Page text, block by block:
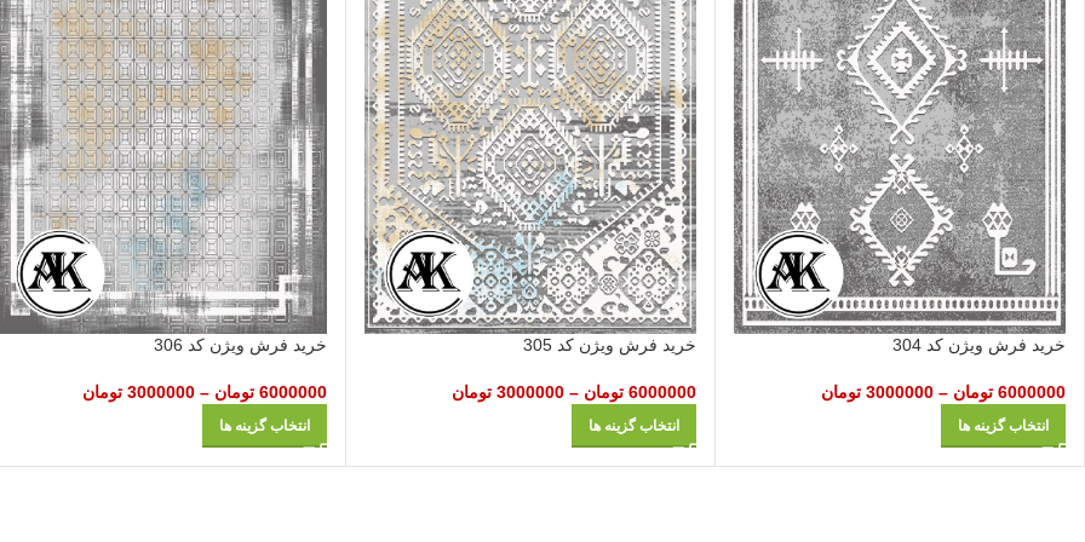
خرید فرش ویژن کد 304
6000000 تومان –
3000000 تومان
انتخاب گزینه ها
خرید فرش ویژن کد 305
6000000 تومان –
3000000 تومان
انتخاب گزینه ها
خرید فرش ویژن کد 306
6000000 تومان –
3000000 تومان
انتخاب گزینه ها